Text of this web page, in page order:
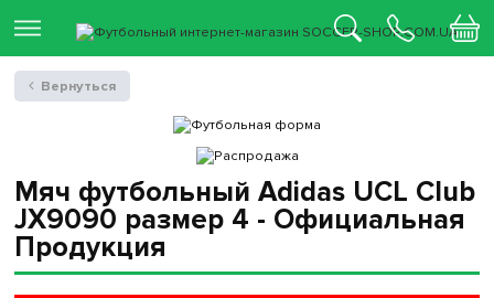
Мяч футбольный Adidas UCL Club
JX9090 размер 4 - Официальная
Продукция
Вернуться